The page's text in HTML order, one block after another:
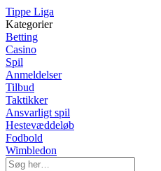
Tippe Liga
Kategorier
Betting
Casino
Spil
Anmeldelser
Tilbud
Taktikker
Ansvarligt spil
Hestevæddeløb
Fodbold
Wimbledon